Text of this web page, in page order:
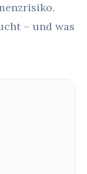
– und was